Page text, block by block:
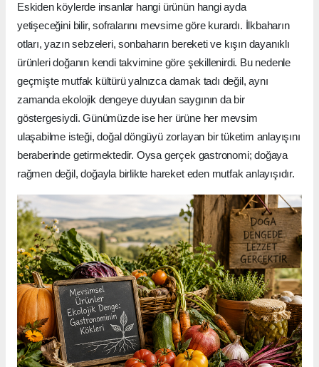
Eskiden köylerde insanlar hangi ürünün hangi ayda
yetişeceğini bilir, sofralarını mevsime göre kurardı. İlkbaharın
otları, yazın sebzeleri, sonbaharın bereketi ve kışın dayanıklı
ürünleri doğanın kendi takvimine göre şekillenirdi. Bu nedenle
geçmişte mutfak kültürü yalnızca damak tadı değil, aynı
zamanda ekolojik dengeye duyulan saygının da bir
göstergesiydi. Günümüzde ise her ürüne her mevsim
ulaşabilme isteği, doğal döngüyü zorlayan bir tüketim anlayışını
beraberinde getirmektedir. Oysa gerçek gastronomi; doğaya
rağmen değil, doğayla birlikte hareket eden mutfak anlayışıdır.